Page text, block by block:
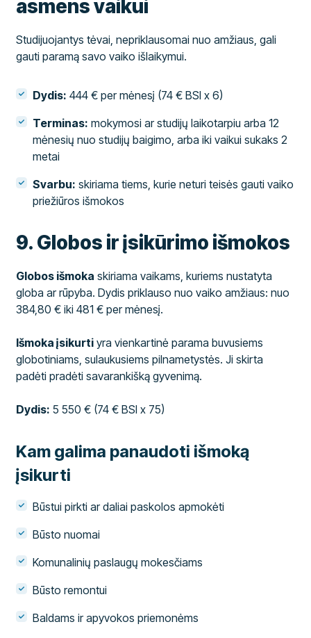
asmens vaikui
Studijuojantys tėvai, nepriklausomai nuo amžiaus, gali
gauti paramą savo vaiko išlaikymui.
Dydis: 444 € per mėnesį (74 € BSI x 6)
Terminas: mokymosi ar studijų laikotarpiu arba 12
mėnesių nuo studijų baigimo, arba iki vaikui sukaks 2
metai
Svarbu: skiriama tiems, kurie neturi teisės gauti vaiko
priežiūros išmokos
9. Globos ir įsikūrimo išmokos
Globos išmoka skiriama vaikams, kuriems nustatyta
globa ar rūpyba. Dydis priklauso nuo vaiko amžiaus: nuo
384,80 € iki 481 € per mėnesį.
Išmoka įsikurti yra vienkartinė parama buvusiems
globotiniams, sulaukusiems pilnametystės. Ji skirta
padėti pradėti savarankišką gyvenimą.
Dydis: 5 550 € (74 € BSI x 75)
Kam galima panaudoti išmoką
įsikurti
Būstui pirkti ar daliai paskolos apmokėti
Būsto nuomai
Komunalinių paslaugų mokesčiams
Būsto remontui
Baldams ir apyvokos priemonėms